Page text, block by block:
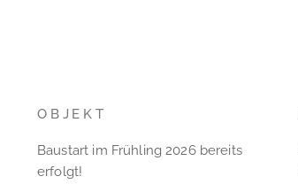
OBJEKT
Baustart im Frühling 2026 bereits
erfolgt!